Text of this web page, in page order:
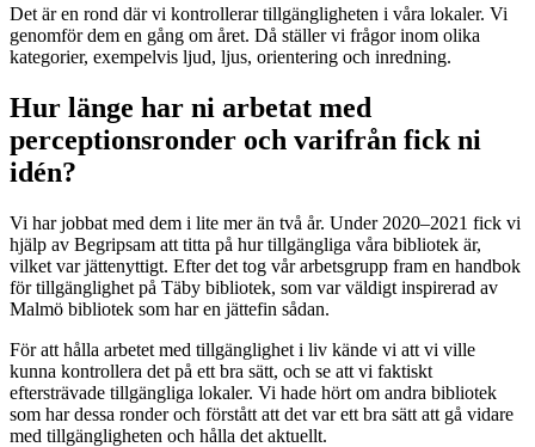
Det är en rond där vi kontrollerar tillgängligheten i våra lokaler. Vi
genomför dem en gång om året. Då ställer vi frågor inom olika
kategorier, exempelvis ljud, ljus, orientering och inredning.
Hur länge har ni arbetat med
perceptionsronder och varifrån fick ni
idén?
Vi har jobbat med dem i lite mer än två år. Under 2020–2021 fick vi
hjälp av Begripsam att titta på hur tillgängliga våra bibliotek är,
vilket var jättenyttigt. Efter det tog vår arbetsgrupp fram en handbok
för tillgänglighet på Täby bibliotek, som var väldigt inspirerad av
Malmö bibliotek som har en jättefin sådan.
För att hålla arbetet med tillgänglighet i liv kände vi att vi ville
kunna kontrollera det på ett bra sätt, och se att vi faktiskt
eftersträvade tillgängliga lokaler. Vi hade hört om andra bibliotek
som har dessa ronder och förstått att det var ett bra sätt att gå vidare
med tillgängligheten och hålla det aktuellt.